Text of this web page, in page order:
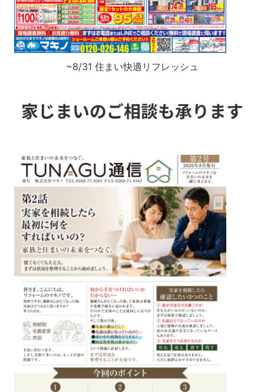
~8/31 住まい快適リフレッシュ
家じまいのご相談も承ります